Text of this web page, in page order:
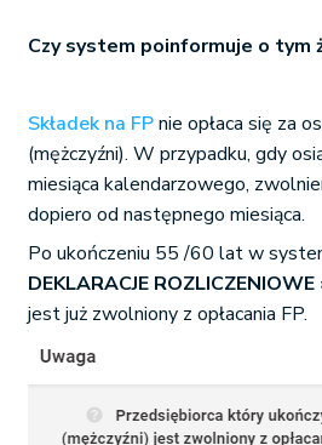
Czy system poinformuje o tym
Składek na FPnie opłaca się za
(mężczyźni). W przypadku, gdy
miesiąca kalendarzowego,
dopiero od następnego miesiąca.
Po ukończeniu 55 /60 lat w
DEKLARACJE
jest już zwolniony z opłacania FP.